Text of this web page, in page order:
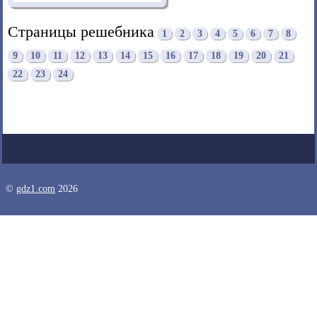
Страницы решебника 1 2 3 4 5 6 7 8
9 10 11 12 13 14 15 16 17 18 19 20
21
22
23 24
© gdz1.com 2026